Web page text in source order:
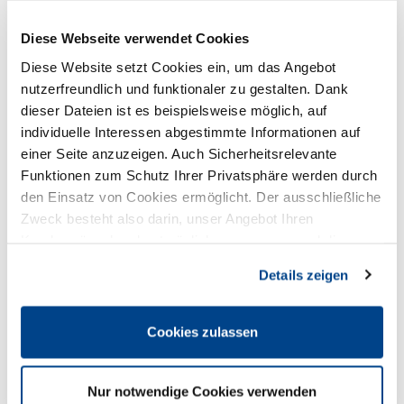
Diese Webseite verwendet Cookies
Diese Website setzt Cookies ein, um das Angebot
nutzerfreundlich und funktionaler zu gestalten. Dank
dieser Dateien ist es beispielsweise möglich, auf
individuelle Interessen abgestimmte Informationen auf
einer Seite anzuzeigen. Auch Sicherheitsrelevante
Funktionen zum Schutz Ihrer Privatsphäre werden durch
den Einsatz von Cookies ermöglicht. Der ausschließliche
Zweck besteht also darin, unser Angebot Ihren
Details zeigen
Cookies zulassen
Nur notwendige Cookies verwenden
ReVa - Azubi Training:
Weinbereitung - Vom
Weinberg bis in den Keller
Juli
30
30.07.2025;15:20 Uhrbis17:00 Uhr
Veranstaltungsort
GRANDE ÉTOILE, Bastionstrasse 16,
40219 Düsseldorf
Preis
kostenfrei
Dieses Schulungsangebot richtet
sich an Auszubildende der